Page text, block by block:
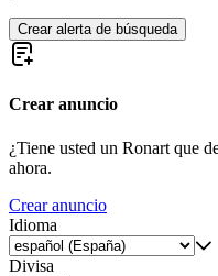
Crear alerta de búsqueda
Crear anuncio
¿Tiene usted un Ronart que
ahora.
Crear anuncio
Idioma
Divisa